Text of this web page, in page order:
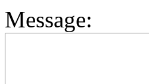
Message: